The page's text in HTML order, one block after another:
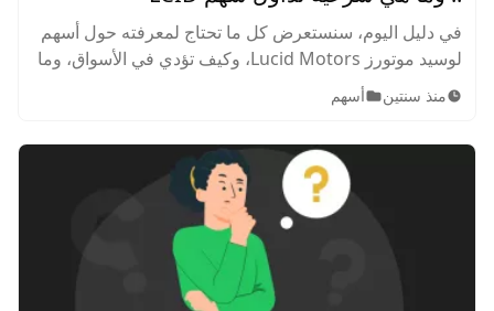
في دليل اليوم، سنستعرض كل ما تحتاج لمعرفته حول أسهم
لوسيد موتورز Lucid Motors، وكيف تؤدي في الأسواق، وما
إذا كان الاستثمار جيد من حيث القيمة أم لا، مع استعراض
لأفضل استراتيجيات تداول سهم LCID ونصائح لتداول ناجح.
منذ سنتين أسهم